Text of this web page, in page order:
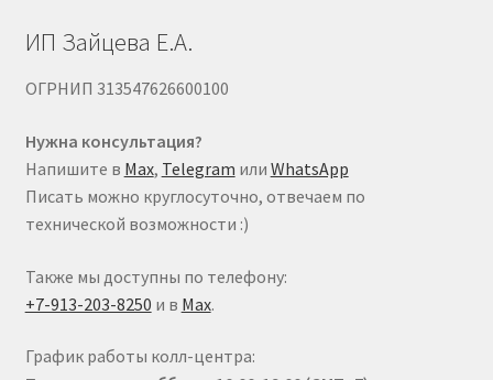
ИП Зайцева Е.А.
ОГРНИП 313547626600100
Нужна консультация?
Напишите в Max, Telegram или WhatsApp
Писать можно круглосуточно, отвечаем по
технической возможности :)
Также мы доступны по телефону:
+7-913-203-8250 и в Max.
График работы колл-центра: